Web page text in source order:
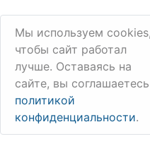
туры отели
Мы используем cookies,
чтобы сайт работал
лучше. Оставаясь на
сайте, вы
политикой
конфиденциальности.